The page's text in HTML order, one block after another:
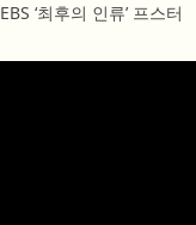
EBS ‘최후의 인류’ 프스터